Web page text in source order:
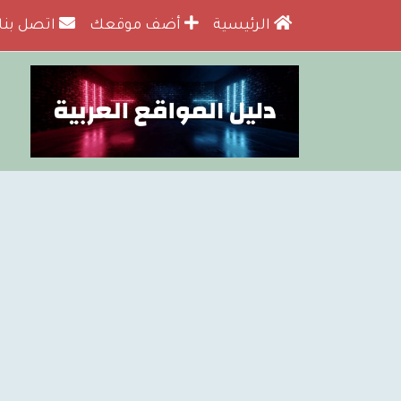
الرئيسية أضف موقعك اتصل بنا